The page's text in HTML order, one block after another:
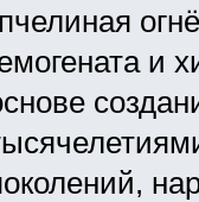
и